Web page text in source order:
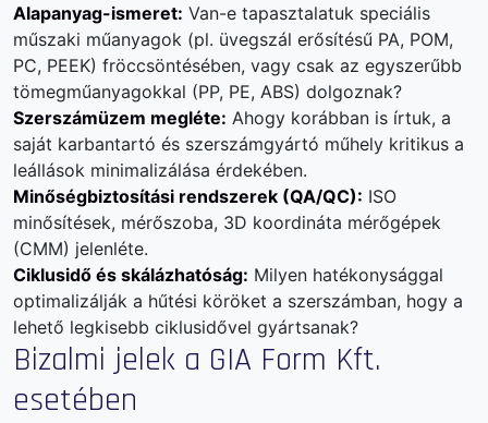
Alapanyag-ismeret: Van-e tapasztalatuk speciális
műszaki műanyagok (pl. üvegszál erősítésű PA, POM,
PC, PEEK) fröccsöntésében, vagy csak az egyszerűbb
tömegműanyagokkal (PP, PE, ABS) dolgoznak?
Szerszámüzem megléte: Ahogy korábban is írtuk, a
saját karbantartó és szerszámgyártó műhely kritikus a
leállások minimalizálása érdekében.
Minőségbiztosítási rendszerek (QA/QC): ISO
minősítések, mérőszoba, 3D koordináta mérőgépek
(CMM) jelenléte.
Ciklusidő és skálázhatóság: Milyen hatékonysággal
optimalizálják a hűtési köröket a szerszámban, hogy a
lehető legkisebb ciklusidővel gyártsanak?
Bizalmi jelek a GIA Form Kft.
esetében